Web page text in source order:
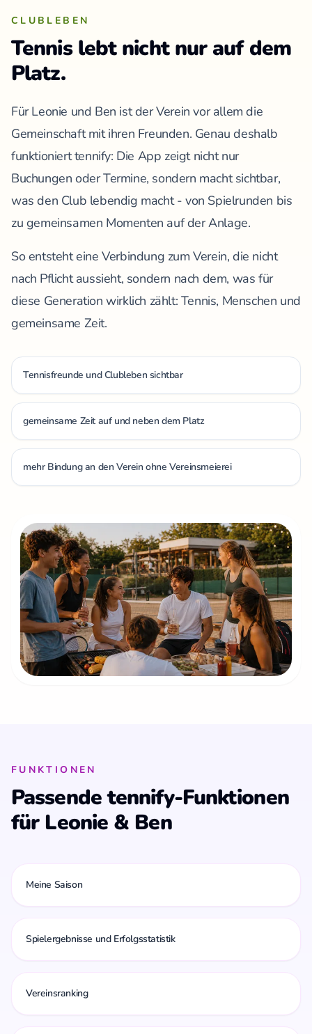
CLUBLEBEN
Tennis lebt nicht nur auf dem
Platz.
Für Leonie und Ben ist der Verein vor allem die
Gemeinschaft mit ihren Freunden. Genau deshalb
funktioniert tennify: Die App zeigt nicht nur
Buchungen oder Termine, sondern macht sichtbar,
was den Club lebendig macht - von Spielrunden bis
zu gemeinsamen Momenten auf der Anlage.
So entsteht eine Verbindung zum Verein, die nicht
nach Pflicht aussieht, sondern nach dem, was für
diese Generation wirklich zählt: Tennis, Menschen und
gemeinsame Zeit.
Tennisfreunde und Clubleben sichtbar
gemeinsame Zeit auf und neben dem Platz
mehr Bindung an den Verein ohne Vereinsmeierei
FUNKTIONEN
Passende tennify-Funktionen
für Leonie & Ben
Meine Saison
Spielergebnisse und Erfolgsstatistik
Vereinsranking